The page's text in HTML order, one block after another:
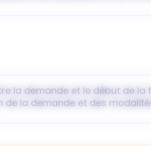
la demande et le début de la
de la demande et des